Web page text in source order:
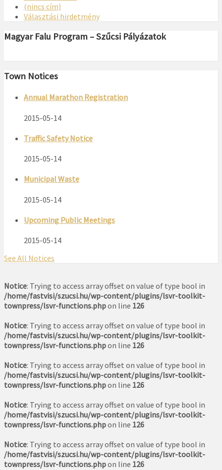
(nincs cím)
Választási hirdetmény
Magyar Falu Program – Szűcsi Pályázatok
Town Notices
Annual Marathon Registration
2015-05-14
Traffic Safety Notice
2015-05-14
Municipal Waste
2015-05-14
Upcoming Public Meetings
2015-05-14
See All Notices
Notice: Trying to access array offset on value of type bool in
/home/fastvisi/szucsi.hu/wp-content/plugins/lsvr-toolkit-
townpress/lsvr-functions.phpon line 126
Notice: Trying to access array offset on value of type bool in
/home/fastvisi/szucsi.hu/wp-content/plugins/lsvr-toolkit-
townpress/lsvr-functions.phpon line 126
Notice: Trying to access array offset on value of type bool in
/home/fastvisi/szucsi.hu/wp-content/plugins/lsvr-toolkit-
townpress/lsvr-functions.phpon line 126
Notice: Trying to access array offset on value of type bool in
/home/fastvisi/szucsi.hu/wp-content/plugins/lsvr-toolkit-
townpress/lsvr-functions.phpon line 126
Notice: Trying to access array offset on value of type bool in
/home/fastvisi/szucsi.hu/wp-content/plugins/lsvr-toolkit-
townpress/lsvr-functions.phpon line 126